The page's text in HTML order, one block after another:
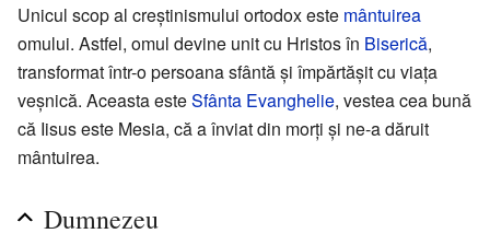
Unicul scop al creștinismului ortodox este mântuirea
omului. Astfel, omul devine unit cu Hristos în Biserică,
transformat într-o persoana sfântă și împărtășit cu viața
veșnică. Aceasta esteSfânta Evanghelie, vestea cea bună
că Iisus este Mesia, că a înviat din morți și ne-a dăruit
mântuirea.
Dumnezeu